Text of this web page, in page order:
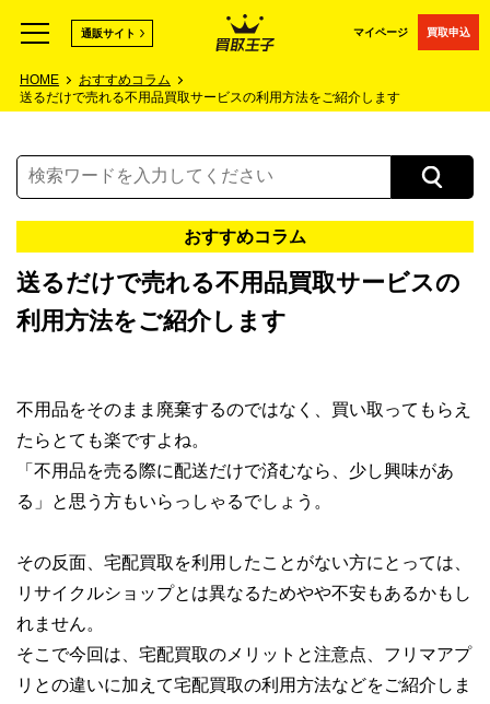
マイページ 買取申込
通販サイト
HOME
おすすめコラム
送るだけで売れる不用品買取サービスの利用方法をご紹介します
おすすめコラム
送るだけで売れる不用品買取サービスの
利用方法をご紹介します
不用品をそのまま廃棄するのではなく、買い取ってもらえ
たらとても楽ですよね。
「不用品を売る際に配送だけで済むなら、少し興味があ
る」と思う方もいらっしゃるでしょう。
その反面、宅配買取を利用したことがない方にとっては、
リサイクルショップとは異なるためやや不安もあるかもし
れません。
そこで今回は、宅配買取のメリットと注意点、フリマアプ
リとの違いに加えて宅配買取の利用方法などをご紹介しま